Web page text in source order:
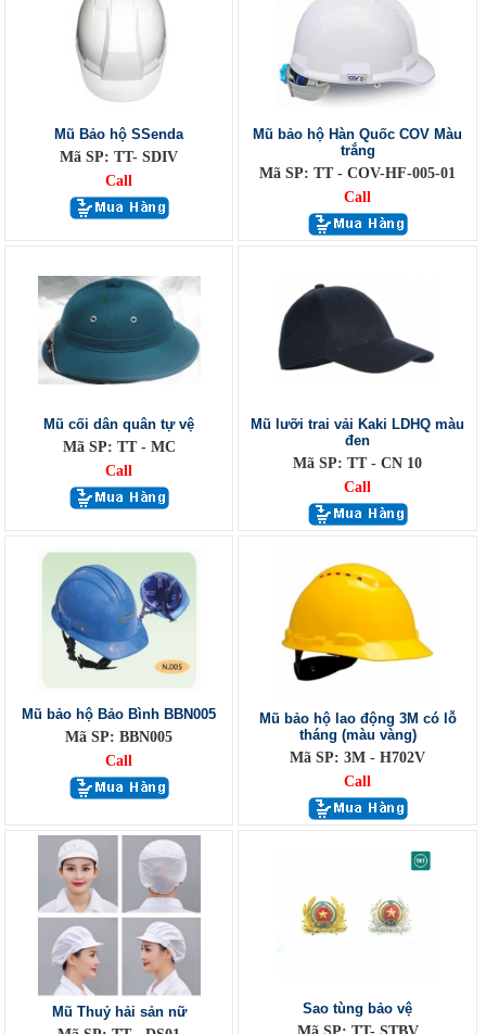
Mũ Bảo hộ SSenda
Mã SP: TT- SDIV
Call
Mũ bảo hộ Hàn Quốc COV Màu
trắng
Mã SP: TT - COV-HF-005-01
Call
Mũ cối dân quân tự vệ
Mã SP: TT - MC
Call
Mũ lưỡi trai vải Kaki LDHQ màu
đen
Mã SP: TT - CN 10
Call
Mũ bảo hộ Bảo Bình BBN005
Mã SP: BBN005
Call
Mũ bảo hộ lao động 3M có lỗ
tháng (màu vàng)
Mã SP: 3M - H702V
Call
Mũ Thuỷ hải sản nữ
Sao tùng bảo vệ